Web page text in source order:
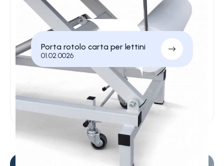
Porta rotolo carta per lettini
01.02.0026